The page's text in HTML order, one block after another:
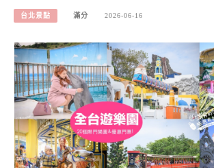
台北景點 滿分 2026-06-16